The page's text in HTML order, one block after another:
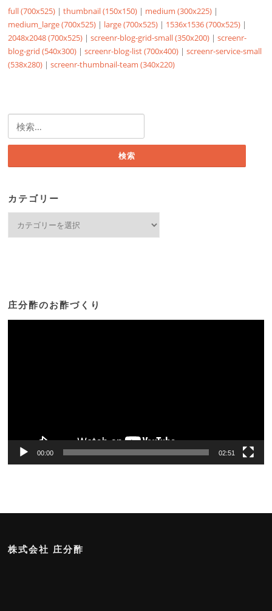
full (700x525) |thumbnail (150x150) | medium (300x225) |
medium_large (700x525) | large (700x525) | 1536x1536 (700x525) |
2048x2048 (700x525) |screenr-blog-grid-small (350x200) |screenr-
blog-grid (540x300) |screenr-blog-list (700x400) |screenr-service-small
(538x280) |screenr-thumbnail-team (340x220)
索:
カテゴリー
庄分酢のお酢づくり
00:00 02:51
株式会社 庄分酢